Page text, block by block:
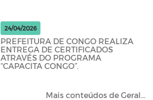
24/04/2026
PREFEITURA DE CONGO REALIZA
ENTREGA DE CERTIFICADOS
ATRAVÉS DO PROGRAMA
“CAPACITA CONGO”.
Mais conteúdos de Geral...